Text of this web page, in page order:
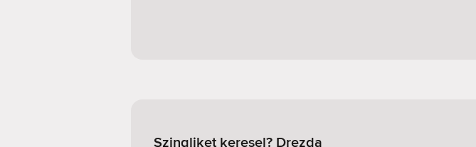
Szingliket keresel? Drezda